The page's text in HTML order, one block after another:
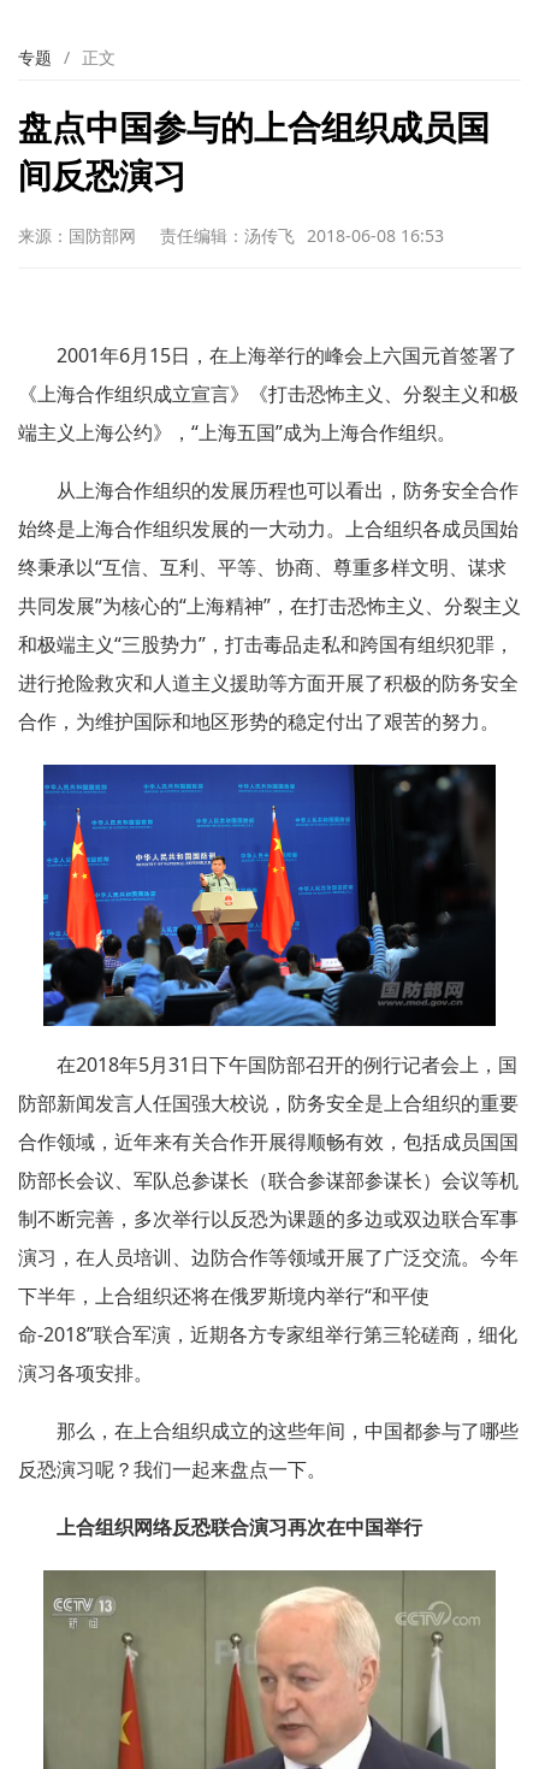
专题 / 正文
盘点中国参与的上合组织成员国
间反恐演习
来源：国防部网 责任编辑：汤传飞 2018-06-08 16:53
2001年6月15日，在上海举行的峰会上六国元首签署了
《上海合作组织成立宣言》《打击恐怖主义、分裂主义和极
端主义上海公约》，“上海五国”成为上海合作组织。
从上海合作组织的发展历程也可以看出，防务安全合作
始终是上海合作组织发展的一大动力。上合组织各成员国始
终秉承以“互信、互利、平等、协商、尊重多样文明、谋求
共同发展”为核心的“上海精神”，在打击恐怖主义、分裂主义
和极端主义“三股势力”，打击毒品走私和跨国有组织犯罪，
进行抢险救灾和人道主义援助等方面开展了积极的防务安全
合作，为维护国际和地区形势的稳定付出了艰苦的努力。
在2018年5月31日下午国防部召开的例行记者会上，国
防部新闻发言人任国强大校说，防务安全是上合组织的重要
合作领域，近年来有关合作开展得顺畅有效，包括成员国国
防部长会议、军队总参谋长（联合参谋部参谋长）会议等机
制不断完善，多次举行以反恐为课题的多边或双边联合军事
演习，在人员培训、边防合作等领域开展了广泛交流。今年
下半年，上合组织还将在俄罗斯境内举行“和平使
命-2018”联合军演，近期各方专家组举行第三轮磋商，细化
演习各项安排。
那么，在上合组织成立的这些年间，中国都参与了哪些
反恐演习呢？我们一起来盘点一下。
上合组织网络反恐联合演习再次在中国举行